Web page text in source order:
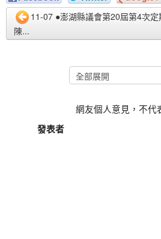
11-07 ●澎湖縣議會第20屆第4次
陳...
網友個人意見，不代
發表者